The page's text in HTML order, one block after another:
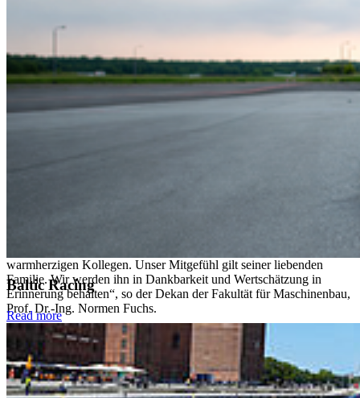
Baltic Racing
Read more
Darmstadt und prägte das deutsche Automobildesign über viele
Jahrzehnte hinweg maßgeblich. Er arbeitete als Designer unter
anderem bei Opel, MAN und Porsche Engineering, bevor er 1988
zur BMW AG wechselte. Dort leitete er zahlreiche Designprojekte,
verantwortete ab 2008 das Produktlinienmanagement Design großer
BMW-Baureihen und war zuletzt Senior Manager im Designstudio
BMW Automobile.
„Mit Prof. Gerhard Friedrich verliert die Hochschule Stralsund einen
warmherzigen Kollegen. Unser Mitgefühl gilt seiner liebenden
Familie. Wir werden ihn in Dankbarkeit und Wertschätzung in
Erinnerung behalten“, so der Dekan der Fakultät für Maschinenbau,
Prof. Dr.-Ing. Normen Fuchs.
Zurück
Alle Neuigkeiten